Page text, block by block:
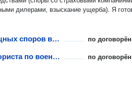
взыскание ущерба). Я готова
исковые заявления, подготовить
семейного права и
я понимаю важность
и я сделаю все возможное, чтобы ваша
понимает ваши потребности и готов
Решение жилищных споров военнослужащих по
Консультация юриста по военному праву по